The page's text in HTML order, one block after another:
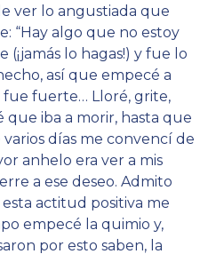
ver lo angustiada que
“Hay algo que no estoy
lo hagas!) y fue lo
así que empecé a
fue fuerte… Lloré, grite,
que iba a morir, hasta que
días me convencí de
anhelo era ver a mis
a ese deseo. Admito
actitud positiva me
empecé la quimio y,
por esto saben, la